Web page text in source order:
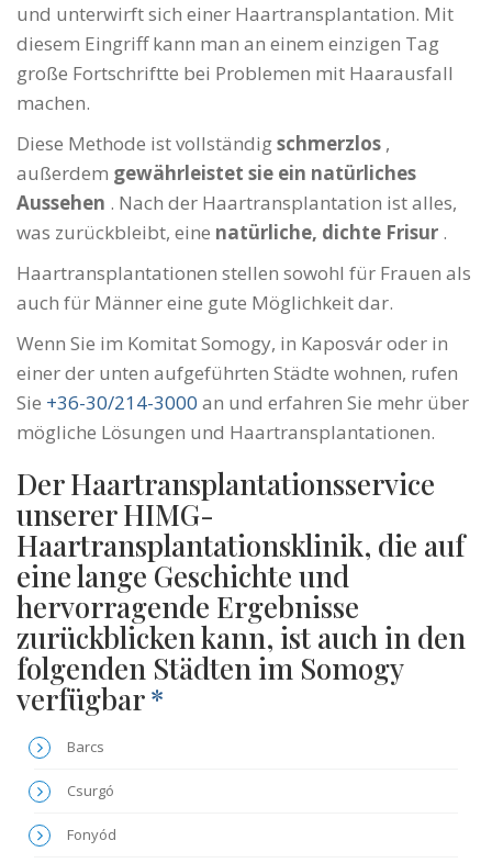
und unterwirft sich einer Haartransplantation. Mit
diesem Eingriff kann man an einem einzigen Tag
große Fortschriftte bei Problemen mit Haarausfall
machen.
Diese Methode ist vollständigschmerzlos ,
außerdem gewährleistet sie ein natürliches
Aussehen . Nach der Haartransplantation ist alles,
was zurückbleibt, eine natürliche, dichte Frisur .
Haartransplantationen stellen sowohl für Frauen als
auch für Männer eine gute Möglichkeit dar.
Wenn Sie im Komitat Somogy, in Kaposvár oder in
einer der unten aufgeführten Städte wohnen, rufen
Sie +36-30/214-3000 an und erfahren Sie mehr über
mögliche Lösungen und Haartransplantationen.
Der Haartransplantationsservice
unserer HIMG-
Haartransplantationsklinik, die auf
eine lange Geschichte und
hervorragende Ergebnisse
zurückblicken kann, ist auch in den
folgenden Städten im Somogy
verfügbar*